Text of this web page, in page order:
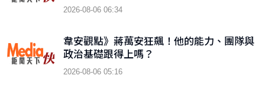
2026-08-06 06:34
韋安觀點》蔣萬安狂飆！他的能力、團隊與
政治基礎跟得上嗎？
2026-08-06 05:16